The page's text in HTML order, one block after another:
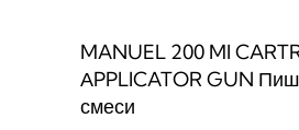
MANUEL 200 MI
АPPLICATOR GUN
смеси